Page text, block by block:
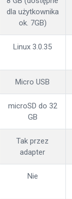
dla użytkownika
ok. 7GB)
Linux 3.0.35
Micro USB
microSD do 32
GB
Tak przez
adapter
Nie